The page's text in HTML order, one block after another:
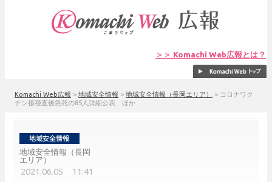
＞＞ Komachi Web広報とは？
Komachi Web広報 > 地域安全情報 > 地域安全情報（長岡エリア） > コロナワク
チン接種直後急死の85人詳細公表 ほか
地域安全情報（長岡
エリア）
2021.06.05 11:41